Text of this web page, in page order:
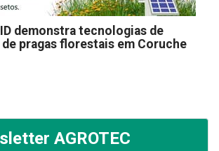
demonstra tecnologias de
pragas florestais em Coruche
AGROTEC